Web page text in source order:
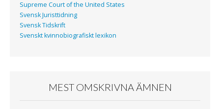
Supreme Court of the United States
Svensk Juristtidning
Svensk Tidskrift
Svenskt kvinnobiografiskt lexikon
MEST OMSKRIVNA ÄMNEN